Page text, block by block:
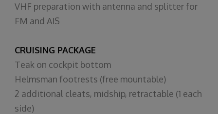
VHF preparation with antenna and splitter for
FM and AIS
CRUISING PACKAGE
Teak on cockpit bottom
Helmsman footrests (free mountable)
2 additional cleats, midship, retractable (1 each
side)